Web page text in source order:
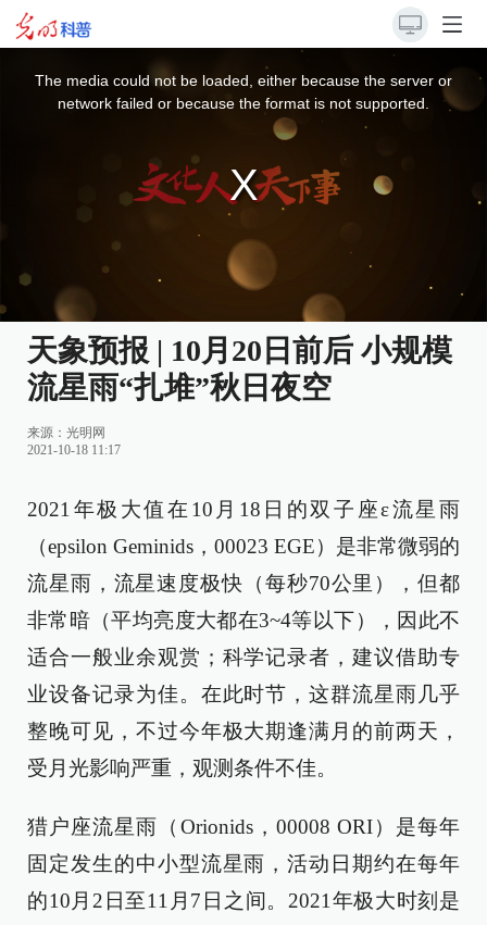
The media could not be loaded, either because the server or
network failed or because the format is not supported.
天象预报 | 10月20日前后 小规模
流星雨“扎堆”秋日夜空
来源： 光明网
2021-10-18 11:17
2021年极大值在10月18日的双子座ε流星雨
（epsilon Geminids，00023 EGE）是非常微弱的
流星雨，流星速度极快（每秒70公里），但都
非常暗（平均亮度大都在3~4等以下），因此不
适合一般业余观赏；科学记录者，建议借助专
业设备记录为佳。在此时节，这群流星雨几乎
整晚可见，不过今年极大期逢满月的前两天，
受月光影响严重，观测条件不佳。
猎户座流星雨（Orionids，00008 ORI）是每年
固定发生的中小型流星雨，活动日期约在每年
的10月2日至11月7日之间。2021年极大时刻是